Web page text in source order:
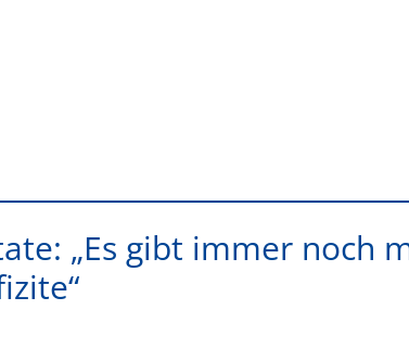
„Es gibt immer noch